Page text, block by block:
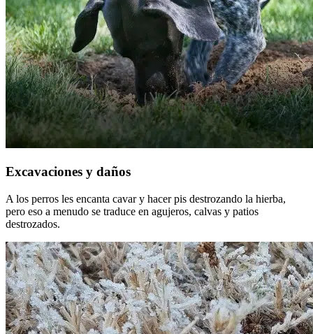
Excavaciones y daños
A los perros les encanta cavar y hacer pis destrozando la hierba,
pero eso a menudo se traduce en agujeros, calvas y patios
destrozados.